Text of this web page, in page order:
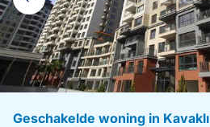
navigatie
Geschakelde woning in Kavaklı